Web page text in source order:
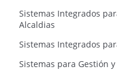
Sistemas Integrados
Alcaldias
Sistemas Integrados
Sistemas para Gestión